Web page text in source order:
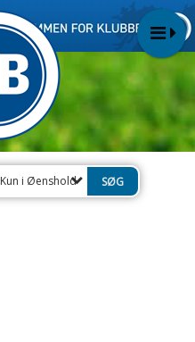
Kun i Øenshold